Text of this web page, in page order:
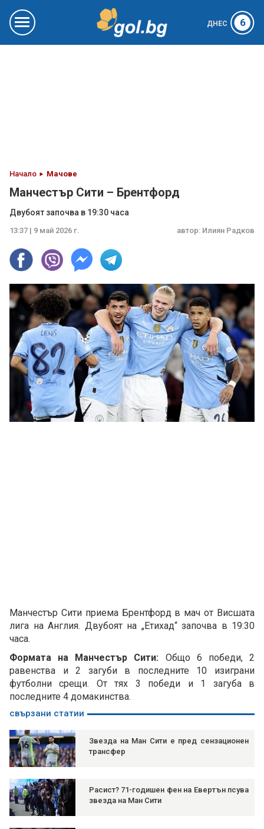
ДНЕС 6
Начало Мачове
Манчестър Сити – Брентфорд
Двубоят започва в 19:30 часа
13:37 | 9 май 2026 г. автор: Илиян Радков
Манчестър Сити приема Брентфорд в мач от Висшата
лига на Англия. Двубоят на „Етихад“ започва в 19:30
часа.
Формата на Манчестър Сити: Общо 6 победи, 2
равенства и 2 загуби в последните 10 изиграни
футболни срещи. От тях 3 победи и 1 загуба в
последните 4 домакинства.
свързани статии
Звезда на Ман Сити е пред сензационен
трансфер
Расист? 71-годишен фен на Евертън псува
звезда на Ман Сити